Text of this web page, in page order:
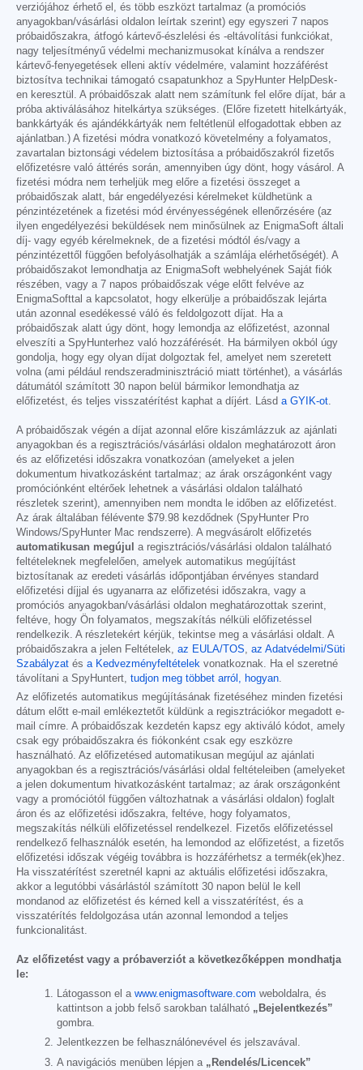
verziójához érhető el, és több eszközt tartalmaz (a promóciós
anyagokban/vásárlási oldalon leírtak szerint) egy egyszeri 7 napos
próbaidőszakra, átfogó kártevő-észlelési és -eltávolítási funkciókat,
nagy teljesítményű védelmi mechanizmusokat kínálva a rendszer
kártevő-fenyegetések elleni aktív védelmére, valamint hozzáférést
biztosítva technikai támogató csapatunkhoz a SpyHunter HelpDesk-
en keresztül. A próbaidőszak alatt nem számítunk fel előre díjat, bár a
próba aktiválásához hitelkártya szükséges. (Előre fizetett hitelkártyák,
bankkártyák és ajándékkártyák nem feltétlenül elfogadottak ebben az
ajánlatban.) A fizetési módra vonatkozó követelmény a folyamatos,
zavartalan biztonsági védelem biztosítása a próbaidőszakról fizetős
előfizetésre való áttérés során, amennyiben úgy dönt, hogy vásárol. A
fizetési módra nem terheljük meg előre a fizetési összeget a
próbaidőszak alatt, bár engedélyezési kérelmeket küldhetünk a
pénzintézetének a fizetési mód érvényességének ellenőrzésére (az
ilyen engedélyezési beküldések nem minősülnek az EnigmaSoft általi
díj- vagy egyéb kérelmeknek, de a fizetési módtól és/vagy a
pénzintézettől függően befolyásolhatják a számlája elérhetőségét). A
próbaidőszakot lemondhatja az EnigmaSoft webhelyének Saját fiók
részében, vagy a 7 napos próbaidőszak vége előtt felvéve az
EnigmaSofttal a kapcsolatot, hogy elkerülje a próbaidőszak lejárta
után azonnal esedékessé váló és feldolgozott díjat. Ha a
próbaidőszak alatt úgy dönt, hogy lemondja az előfizetést, azonnal
elveszíti a SpyHunterhez való hozzáférését. Ha bármilyen okból úgy
gondolja, hogy egy olyan díjat dolgoztak fel, amelyet nem szeretett
volna (ami például rendszeradminisztráció miatt történhet), a vásárlás
dátumától számított 30 napon belül bármikor lemondhatja az
előfizetést, és teljes visszatérítést kaphat a díjért. Lásd a GYIK-ot.
A próbaidőszak végén a díjat azonnal előre kiszámlázzuk az ajánlati
anyagokban és a regisztrációs/vásárlási oldalon meghatározott áron
és az előfizetési időszakra vonatkozóan (amelyeket a jelen
dokumentum hivatkozásként tartalmaz; az árak országonként vagy
promóciónként eltérőek lehetnek a vásárlási oldalon található
részletek szerint), amennyiben nem mondta le időben az előfizetést.
Az árak általában félévente $79.98 kezdődnek (SpyHunter Pro
Windows/SpyHunter Mac rendszerre). A megvásárolt előfizetés
automatikusan megújul
a regisztrációs/vásárlási oldalon található
feltételeknek megfelelően, amelyek automatikus megújítást
biztosítanak az eredeti vásárlás időpontjában érvényes standard
előfizetési díjjal és ugyanarra az előfizetési időszakra, vagy a
promóciós anyagokban/vásárlási oldalon meghatározottak szerint,
feltéve, hogy Ön folyamatos, megszakítás nélküli előfizetéssel
rendelkezik. A részletekért kérjük, tekintse meg a vásárlási oldalt. A
próbaidőszakra a jelen Feltételek, az EULA/TOS, az Adatvédelmi/Süti
Szabályzat és a Kedvezményfeltételek vonatkoznak. Ha el szeretné
távolítani a SpyHuntert, tudjon meg többet arról, hogyan.
Az előfizetés automatikus megújításának fizetéséhez minden fizetési
dátum előtt e-mail emlékeztetőt küldünk a regisztrációkor megadott e-
mail címre. A próbaidőszak kezdetén kapsz egy aktiváló kódot, amely
csak egy próbaidőszakra és fiókonként csak egy eszközre
használható. Az előfizetésed automatikusan megújul az ajánlati
anyagokban és a regisztrációs/vásárlási oldal feltételeiben (amelyeket
a jelen dokumentum hivatkozásként tartalmaz; az árak országonként
vagy a promóciótól függően változhatnak a vásárlási oldalon) foglalt
áron és az előfizetési időszakra, feltéve, hogy folyamatos,
megszakítás nélküli előfizetéssel rendelkezel. Fizetős előfizetéssel
rendelkező felhasználók esetén, ha lemondod az előfizetést, a fizetős
előfizetési időszak végéig továbbra is hozzáférhetsz a termék(ek)hez.
Ha visszatérítést szeretnél kapni az aktuális előfizetési időszakra,
akkor a legutóbbi vásárlástól számított 30 napon belül le kell
mondanod az előfizetést és kérned kell a visszatérítést, és a
visszatérítés feldolgozása után azonnal lemondod a teljes
funkcionalitást.
Az előfizetést vagy a próbaverziót a következőképpen mondhatja
le:
Látogasson el a www.enigmasoftware.com weboldalra, és
kattintson a jobb felső sarokban található „Bejelentkezés”
gombra.
Jelentkezzen be felhasználónevével és jelszavával.
A navigációs menüben lépjen a „Rendelés/Licencek”